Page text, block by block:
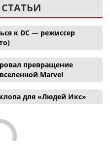
к DC — режиссер
превращение
Marvel
для «Людей Икс»